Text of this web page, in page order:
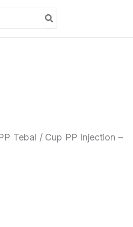
Tebal / Cup PP Injection –